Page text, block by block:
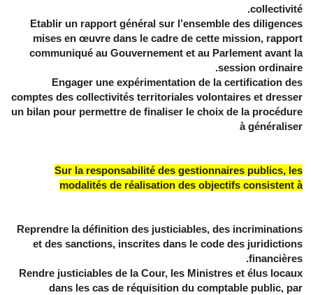
collectivité.
Etablir un rapport général sur l’ensemble des diligences
mises en œuvre dans le cadre de cette mission, rapport
communiqué au Gouvernement et au Parlement avant la
session ordinaire.
Engager une expérimentation de la certification des
comptes des collectivités territoriales volontaires et dresser
un bilan pour permettre de finaliser le choix de la procédure
à généraliser
Sur la responsabilité des gestionnaires publics, les
modalités de réalisation des objectifs consistent à
Reprendre la définition des justiciables, des incriminations
et des sanctions, inscrites dans le code des juridictions
financières.
Rendre justiciables de la Cour, les Ministres et élus locaux
dans les cas de réquisition du comptable public, par